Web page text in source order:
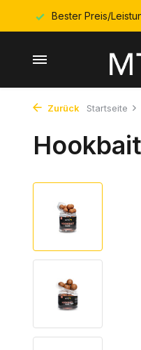
Bester Preis/
Zurück Startseite